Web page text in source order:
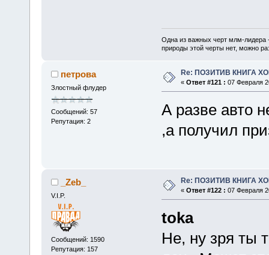
Одна из важных черт млм-лидера
природы этой черты нет, можно
петрова
Злостный флудер
Сообщений: 57
Репутация: 2
Re: ПОЗИТИВ КНИГА
« Ответ #121 : 07 Февраля
А разве авто
,а получил
_Zeb_
V.I.P.
Сообщений: 1590
Репутация: 157
Re: ПОЗИТИВ КНИГА
« Ответ #122 : 07 Февраля
toka
Не, ну зря ты